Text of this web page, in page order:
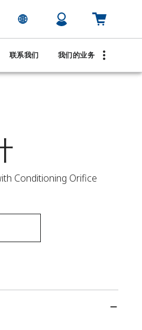
联系我们 我们的业务
Conditioning Orifice